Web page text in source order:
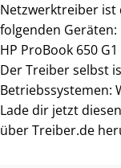
Netzwerktreiber
folgenden Geräten:
HP ProBook 650 G1
Der Treiber selbst
Betriebssystemen:
Lade dir jetzt
über Treiber.de